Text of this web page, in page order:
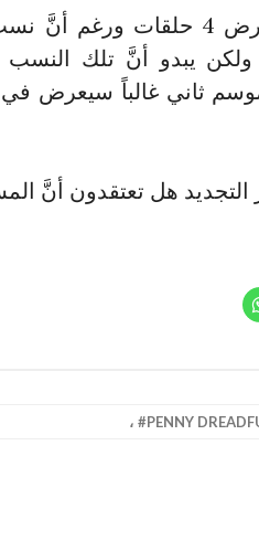
المسلسل عرض 4 حلقات
يبدو أنَّ تلك النسب
ثاني غالباً سيعرض
التجديد هل تعتقدون أنَّ
،
PENNY